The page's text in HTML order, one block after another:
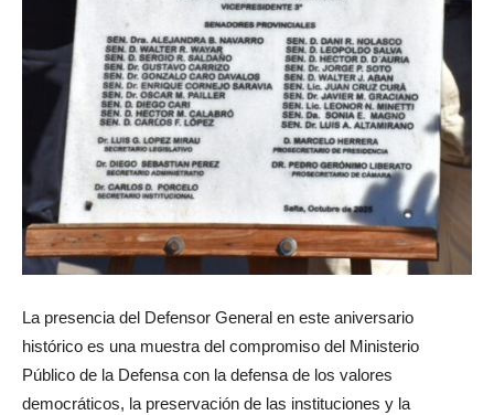
La presencia del Defensor General en este aniversario
histórico es una muestra del compromiso del Ministerio
Público de la Defensa con la defensa de los valores
democráticos, la preservación de las instituciones y la